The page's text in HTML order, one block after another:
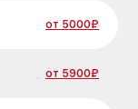
от 5000₽
от 5900₽